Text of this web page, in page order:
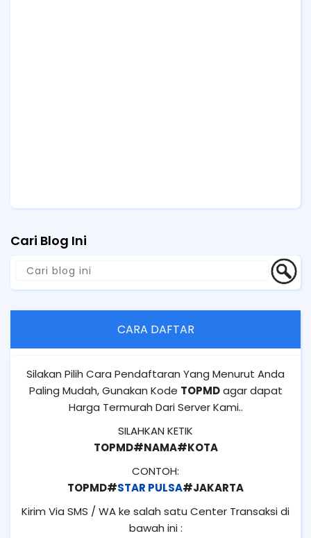
Cari Blog Ini
CARA DAFTAR
Silakan Pilih Cara Pendaftaran Yang Menurut Anda
Paling Mudah, Gunakan Kode TOPMDagar dapat
Harga Termurah Dari Server Kami..
SILAHKAN KETIK
TOPMD#NAMA#KOTA
CONTOH:
TOPMD#STAR PULSA#JAKARTA
Kirim Via SMS / WA ke salah satu Center Transaksi di
bawah ini :